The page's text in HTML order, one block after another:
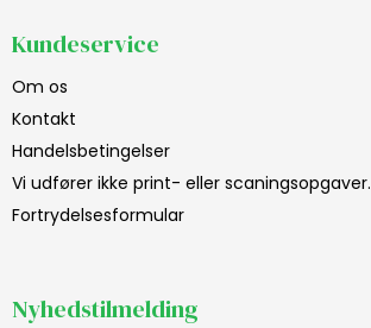
Kundeservice
Om os
Kontakt
Handelsbetingelser
Vi udfører ikke print- eller scaningsopgaver.
Fortrydelsesformular
Nyhedstilmelding